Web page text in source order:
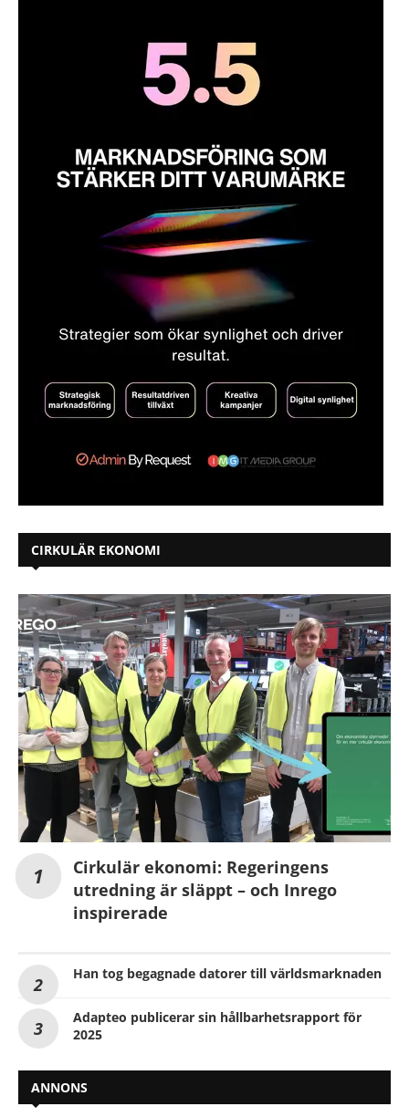
CIRKULÄR EKONOMI
Cirkulär ekonomi: Regeringens
utredning är släppt – och Inrego
inspirerade
Han tog begagnade datorer till världsmarknaden
Adapteo publicerar sin hållbarhetsrapport för
2025
ANNONS